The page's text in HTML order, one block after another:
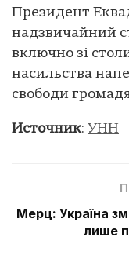
Президент
надзвичайний
включно зі
насильства
свободи
Источник: УНН
Мерц: Україна
лише